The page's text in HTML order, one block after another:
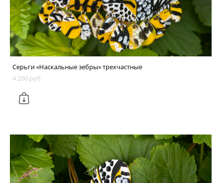
Серьги «Наскальные зебры» трехчастные
4 200 pуб.